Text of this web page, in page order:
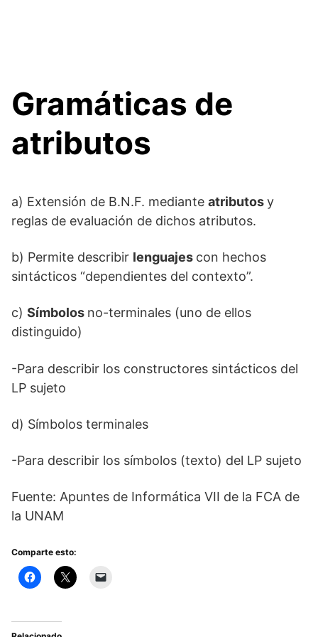
Gramáticas de
atributos
a) Extensión de B.N.F. mediante atributosy
reglas de evaluación de dichos atributos.
b) Permite describir lenguajes con hechos
sintácticos “dependientes del contexto”.
c) Símbolos no-terminales (uno de ellos
distinguido)
-Para describir los constructores sintácticos del
LP sujeto
d) Símbolos terminales
-Para describir los símbolos (texto) del LP sujeto
Fuente: Apuntes de Informática VII de la FCA de
la UNAM
Comparte esto: